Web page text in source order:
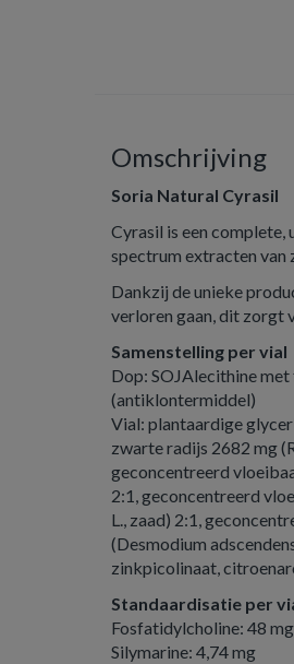
Omschrijving
Soria Natural Cyrasil
Cyrasil is een complete,
spectrum extracten van
Dankzij de unieke
verloren gaan, dit zorgt
Samenstelling per vial
Dop: SOJAlecithine
(antiklontermiddel)
Vial: plantaardige
zwarte radijs 2682 mg
geconcentreerd
2:1, geconcentreerd
L., zaad) 2:1,
(Desmodium
zinkpicolinaat,
Standaardisatie per
Fosfatidylcholine: 48 mg
Silymarine: 4,74 mg